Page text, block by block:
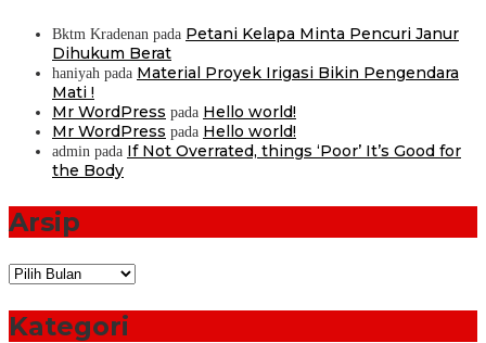
Bktm Kradenan pada Petani Kelapa Minta Pencuri Janur
Dihukum Berat
haniyah pada Material Proyek Irigasi Bikin Pengendara
Mati !
Mr WordPress pada Hello world!
Mr WordPress pada Hello world!
admin pada If Not Overrated, things ‘Poor’ It’s Good for
the Body
Arsip
Arsip
Kategori